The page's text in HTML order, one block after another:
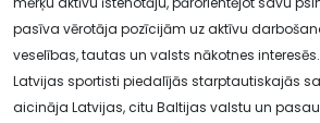
pasīva vērotāja pozīcijām uz aktīvu
veselības, tautas un valsts nākotnes interesēs.
Latvijas sportisti piedalījās starptautiskajās
aicināja Latvijas, citu Baltijas valstu un